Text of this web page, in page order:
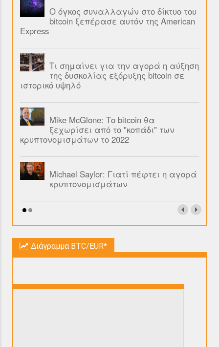
Ο όγκος συναλλαγών στο δίκτυο του
bitcoin ξεπέρασε αυτόν της American
Express
Τι σημαίνει για την αγορά η αύξηση
της δυσκολίας εξόρυξης bitcoin σε
ιστορικό υψηλό
Mike McGlone: Το bitcoin θα
ξεχωρίσει από το "κοπάδι" των
κρυπτονομισμάτων το 2022
Michael Saylor: Γιατί πέφτει η αγορά
κρυπτονομισμάτων
Διάγραμμα BTC/EUR*